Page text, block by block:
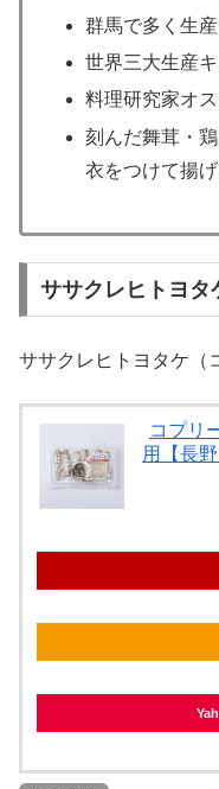
群馬で多く生
世界三大生産
料理研究家オス
刻んだ舞茸・
衣をつけて揚
ササクレヒトヨタ
ササクレヒトヨタケ（
コプリ
用【長